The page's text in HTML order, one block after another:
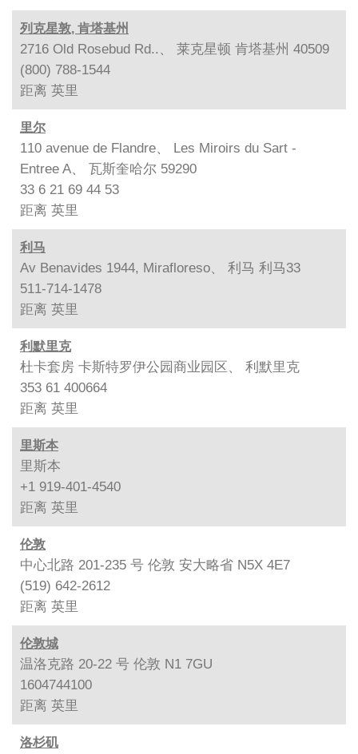
列克星敦, 肯塔基州
2716 Old Rosebud Rd..、 莱克星顿 肯塔基州 40509
(800) 788-1544
距离 英里
里尔
110 avenue de Flandre、 Les Miroirs du Sart -
Entree A、 瓦斯奎哈尔 59290
33 6 21 69 44 53
距离 英里
利马
Av Benavides 1944, Mirafloreso、 利马 利马33
511-714-1478
距离 英里
利默里克
杜卡套房 卡斯特罗伊公园商业园区、 利默里克
353 61 400664
距离 英里
里斯本
里斯本
+1 919-401-4540
距离 英里
伦敦
中心北路 201-235 号 伦敦 安大略省 N5X 4E7
(519) 642-2612
距离 英里
伦敦城
温洛克路 20-22 号 伦敦 N1 7GU
1604744100
距离 英里
洛杉矶